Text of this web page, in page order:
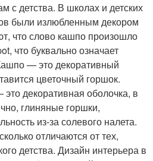
с детства. В школах и детских
были излюбленным декором
что слово кашпо произошло
что буквально означает
— это декоративный
цветочный горшок.
декоративная оболочка, в
глиняные горшки,
из-за солевого налета.
отличаются от тех,
детства. Дизайн интерьера в